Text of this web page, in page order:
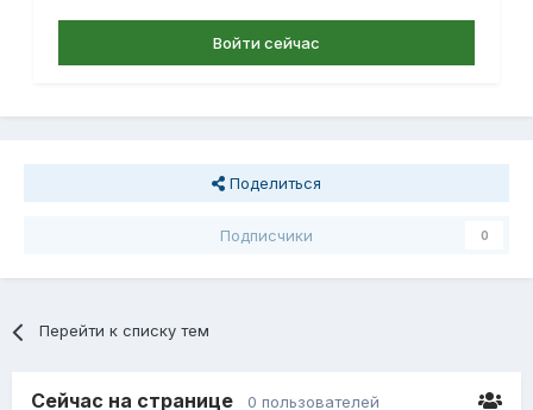
Войти сейчас
Поделиться
Подписчики 0
Перейти к списку тем
Сейчас на странице 0 пользователей